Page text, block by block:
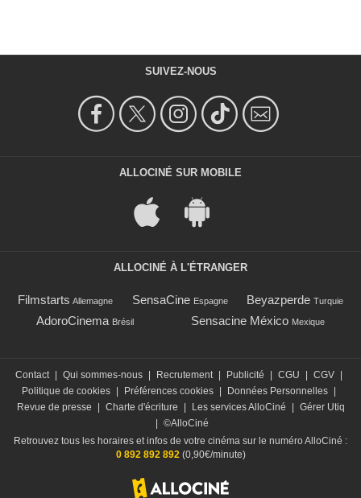
SUIVEZ-NOUS
ALLOCINÉ SUR MOBILE
ALLOCINÉ À L'ÉTRANGER
Filmstarts Allemagne SensaCine Espagne Beyazperde Turquie
AdoroCinema Brésil Sensacine México Mexique
Contact Qui sommes-nous Recrutement Publicité CGU CGV
Politique de cookies
Préférences cookies Données Personnelles
Revue de presse
Charte d'écriture Les services AlloCiné
Gérer Utiq
©AlloCiné
Retrouvez tous les horaires et infos de votre cinéma sur le numéro AlloCiné :
0 892 892 892(0,90€/minute)